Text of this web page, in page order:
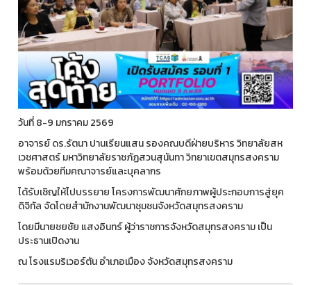
วันที่ 8-9 มกราคม 2569
อาจารย์ ดร.รัตนา ปานเรียนแสน รองคณบดีฝ่ายบริหาร วิทยาลัยสห
เวชศาสตร์ มหาวิทยาลัยราชภัฏสวนสุนันทา วิทยาเขตสมุทรสงคราม
พร้อมด้วยทีมคณาจารย์และบุคลากร
ได้รับเชิญให้ไปบรรยาย โครงการพัฒนาศักยภาพผู้ประกอบการสู่ยุค
ดิจิทัล จัดโดยสำนักงานพัฒนาชุมชนจังหวัดสมุทรสงคราม
โดยมีนายชยชัย แสงอินทร์ ผู้ว่าราชการจังหวัดสมุทรสงคราม เป็น
ประธานเปิดงาน
ณ โรงแรมริเวอร์ตัน อำเภอเมือง จังหวัดสมุทรสงคราม